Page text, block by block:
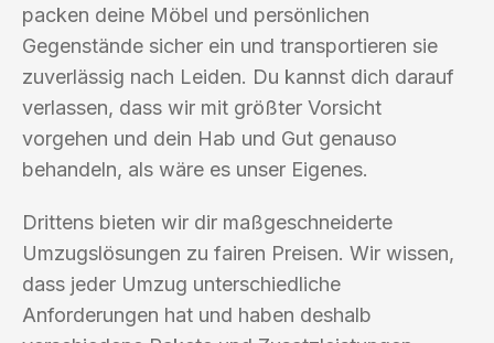
packen deine Möbel und persönlichen
Gegenstände sicher ein und transportieren sie
zuverlässig nach Leiden. Du kannst dich darauf
verlassen, dass wir mit größter Vorsicht
vorgehen und dein Hab und Gut genauso
behandeln, als wäre es unser Eigenes.
Drittens bieten wir dir maßgeschneiderte
Umzugslösungen zu fairen Preisen. Wir wissen,
dass jeder Umzug unterschiedliche
Anforderungen hat und haben deshalb